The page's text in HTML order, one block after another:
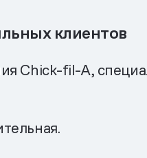
клиентов
Chick-fil-A,